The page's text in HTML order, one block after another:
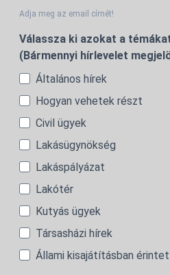
Adja meg az email címét!
Válassza ki azokat a
(Bármennyi hírlevelet
Általános hírek
Hogyan vehetek részt
Civil ügyek
Lakásügynökség
Lakáspályázat
Lakótér
Kutyás ügyek
Társasházi hírek
Állami kisajátításban